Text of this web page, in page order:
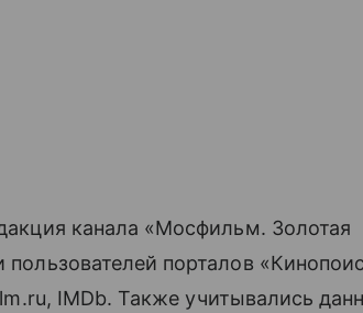
канала «Мосфильм. Золотая
порталов
IMDb. Также учитывались